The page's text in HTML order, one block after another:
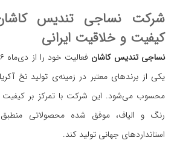
شرکت نساجی تندیس
کیفیت و خلاقیت ایرانی
نساجی تندیس کاشان
یکی از برندهای معتبر در زمینه‌ی تولید نخ
محسوب می‌شود. این شرکت با تمرکز بر کیفیت
رنگ و الیاف، موفق شده محصولاتی منطبق
استانداردهای جهانی تولید کند.